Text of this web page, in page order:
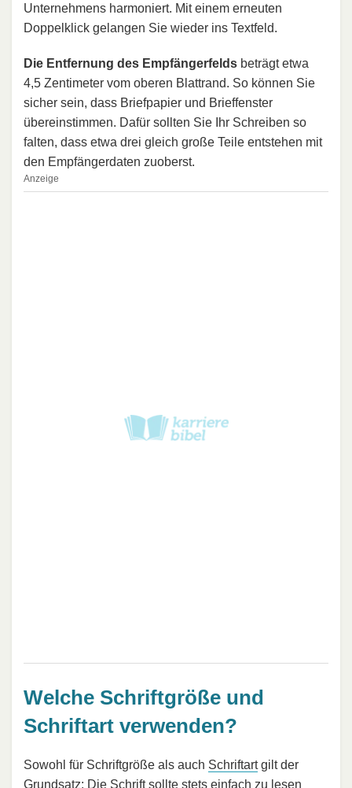
Unternehmens harmoniert. Mit einem erneuten
Doppelklick gelangen Sie wieder ins Textfeld.
Die Entfernung des Empfängerfelds beträgt etwa
4,5 Zentimeter vom oberen Blattrand. So können Sie
sicher sein, dass Briefpapier und Brieffenster
übereinstimmen. Dafür sollten Sie Ihr Schreiben so
falten, dass etwa drei gleich große Teile entstehen mit
den Empfängerdaten zuoberst.
Anzeige
Welche Schriftgröße und
Schriftart verwenden?
Sowohl für Schriftgröße als auch Schriftartgilt der
Grundsatz: Die Schrift sollte stets einfach zu lesen